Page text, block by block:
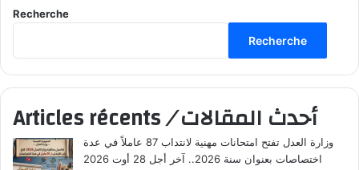
Recherche
Recherche
Articles récents/أحدث المقالات
وزارة العدل تفتح امتحانات مهنية لانتداب 87 عاملاً في عدة
اختصاصات بعنوان سنة 2026.. آخر أجل 28 أوت 2026